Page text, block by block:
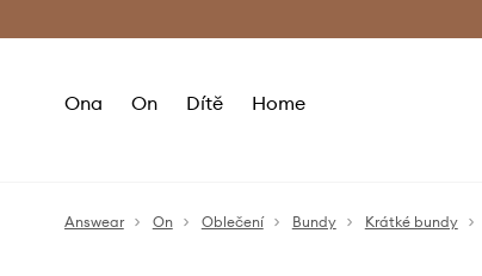
Ona On Dítě Home
Answear On Oblečení Bundy Krátké bundy